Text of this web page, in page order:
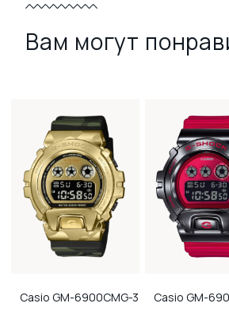
Вам могут
Casio GM-6900CMG-3 Casio GM-